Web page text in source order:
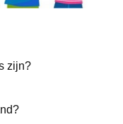
zijn?